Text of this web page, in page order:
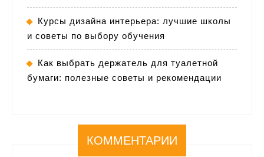
Курсы дизайна интерьера: лучшие школы
и советы по выбору обучения
Как выбрать держатель для туалетной
бумаги: полезные советы и рекомендации
КОММЕНТАРИИ